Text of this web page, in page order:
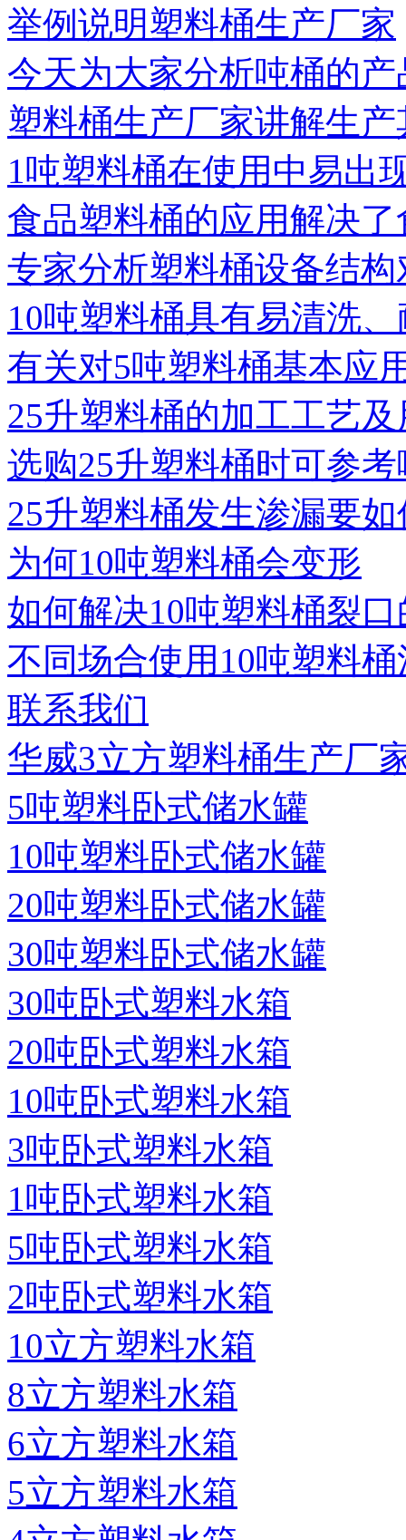
举例说明塑料桶生产厂家
今天为大家分析吨桶的
塑料桶生产厂家讲解生产
1吨塑料桶在使用中易出
食品塑料桶的应用解决
专家分析塑料桶设备结
10吨塑料桶具有易清洗
有关对5吨塑料桶基本应
25升塑料桶的加工工艺
选购25升塑料桶时可参
25升塑料桶发生渗漏要
为何10吨塑料桶会变形
如何解决10吨塑料桶裂
不同场合使用10吨塑料
联系我们
华威3立方塑料桶生产厂
5吨塑料卧式储水罐
10吨塑料卧式储水罐
20吨塑料卧式储水罐
30吨塑料卧式储水罐
30吨卧式塑料水箱
20吨卧式塑料水箱
10吨卧式塑料水箱
3吨卧式塑料水箱
1吨卧式塑料水箱
5吨卧式塑料水箱
2吨卧式塑料水箱
10立方塑料水箱
8立方塑料水箱
6立方塑料水箱
5立方塑料水箱